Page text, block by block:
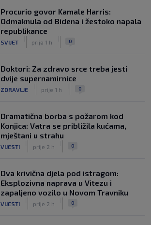
Procurio govor Kamale Harris:
Odmaknula od Bidena i žestoko napala
republikance
SVIJET prije 1 h 0
Doktori: Za zdravo srce treba jesti
dvije supernamirnice
ZDRAVLJE prije 1 h 0
Dramatična borba s požarom kod
Konjica: Vatra se približila kućama,
mještani u strahu
VIJESTI prije 2 h 0
Dva krivična djela pod istragom:
Eksplozivna naprava u Vitezu i
zapaljeno vozilo u Novom Travniku
VIJESTI prije 2 h 0